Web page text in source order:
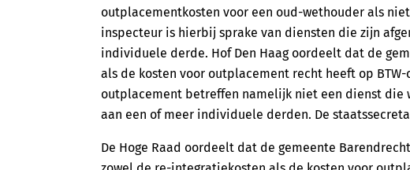
outplacementkosten voor een oud-wethouder als
inspecteur is hierbij sprake van diensten die zijn
individuele derde. Hof Den Haag oordeelt dat de
als de kosten voor outplacement recht heeft op
outplacement betreffen namelijk niet een dienst die
aan een of meer individuele derden. De
De Hoge Raad oordeelt dat de gemeente